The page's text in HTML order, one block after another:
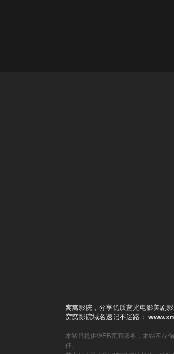
窝窝影院，分享优质蓝光电影美剧
窝窝影院域名速记不迷路：
本站只提供WEB页面服务，本站不存
任。